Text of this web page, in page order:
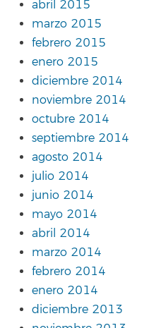
abril 2015
marzo 2015
febrero 2015
enero 2015
diciembre 2014
noviembre 2014
octubre 2014
septiembre 2014
agosto 2014
julio 2014
junio 2014
mayo 2014
abril 2014
marzo 2014
febrero 2014
enero 2014
diciembre 2013